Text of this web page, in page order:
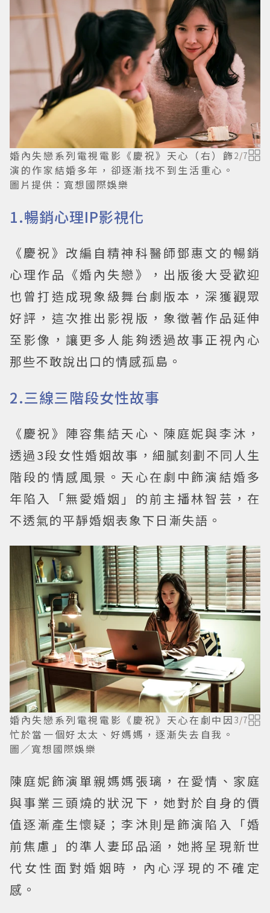
婚內失戀系列電視電影《慶祝》天心（右）飾
演的作家結婚多年，卻逐漸找不到生活重心。
圖片提供：寬想國際娛樂
2/7
1.暢銷心理IP影視化
《慶祝》改編自精神科醫師鄧惠文的暢銷
心理作品《婚內失戀》，出版後大受歡迎
也曾打造成現象級舞台劇版本，深獲觀眾
好評，這次推出影視版，象徵著作品延伸
至影像，讓更多人能夠透過故事正視內心
那些不敢說出口的情感孤島。
2.三線三階段女性故事
《慶祝》陣容集結天心、陳庭妮與李沐，
透過3段女性婚姻故事，細膩刻劃不同人生
階段的情感風景。天心在劇中飾演結婚多
年陷入「無愛婚姻」的前主播林智芸，在
不透氣的平靜婚姻表象下日漸失語。
婚內失戀系列電視電影《慶祝》天心在劇中因
忙於當一個好太太、好媽媽，逐漸失去自我。
圖／寬想國際娛樂
3/7
陳庭妮飾演單親媽媽張璃，在愛情、家庭
與事業三頭燒的狀況下，她對於自身的價
值逐漸產生懷疑；李沐則是飾演陷入「婚
前焦慮」的準人妻邱品涵，她將呈現新世
代女性面對婚姻時，內心浮現的不確定
感。